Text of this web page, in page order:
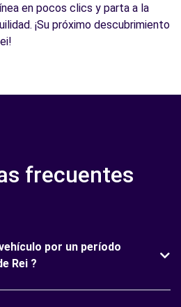
en pocos clics y parta a la
¡Su próximo descubrimiento
frecuentes
por un período
Rei ?